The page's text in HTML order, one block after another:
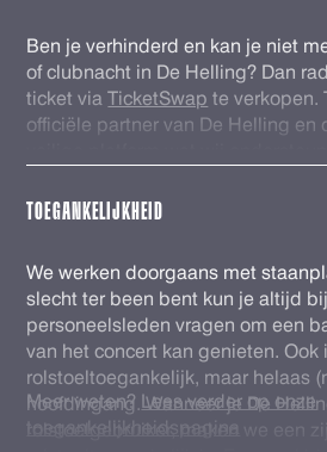
Ben je verhinderd en kan je niet
of clubnacht in De Helling? Dan
ticket viaTicketSwap te verkopen.
officiële partner van De Helling en
TicketSwap worden verhandeld
plezier!
TOEGANKELIJKHEID
We werken doorgaans met
slecht ter been bent kun je altijd
personeelsleden vragen om een
van het concert kan genieten. Ook
rolstoeltoegankelijk, maar helaas
hoofdingang. Wanneer je De
rolstoelgebruiker, maken we een
Meer weten? Lees verder op onze
toegankelijkheidspagina